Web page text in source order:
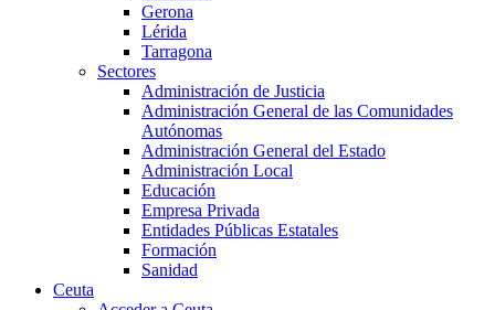
Gerona
Lérida
Tarragona
Sectores
Administración de Justicia
Administración General de las Comunidades
Autónomas
Administración General del Estado
Administración Local
Educación
Empresa Privada
Entidades Públicas Estatales
Formación
Sanidad
Ceuta